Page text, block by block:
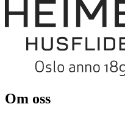
Om oss